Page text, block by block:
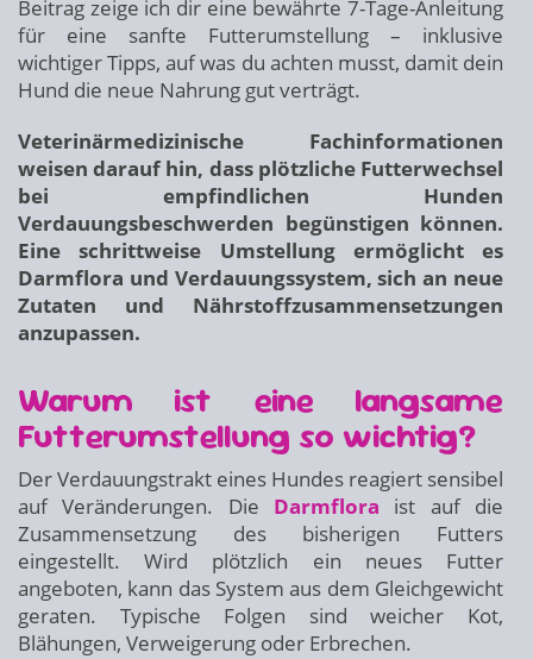
Beitrag zeige ich dir eine bewährte 7-Tage-Anleitung
für eine sanfte Futterumstellung – inklusive
wichtiger Tipps, auf was du achten musst, damit dein
Hund die neue Nahrung gut verträgt.
Veterinärmedizinische Fachinformationen
weisen darauf hin, dass plötzliche Futterwechsel
bei empfindlichen Hunden
Verdauungsbeschwerden begünstigen können.
Eine schrittweise Umstellung ermöglicht es
Darmflora und Verdauungssystem, sich an neue
Zutaten und Nährstoffzusammensetzungen
anzupassen.
Warum ist eine langsame
Futterumstellung so wichtig?
Der Verdauungstrakt eines Hundes reagiert sensibel
auf Veränderungen. Die Darmflora ist auf die
Zusammensetzung des bisherigen Futters
eingestellt. Wird plötzlich ein neues Futter
angeboten, kann das System aus dem Gleichgewicht
geraten. Typische Folgen sind weicher Kot,
Blähungen, Verweigerung oder Erbrechen.